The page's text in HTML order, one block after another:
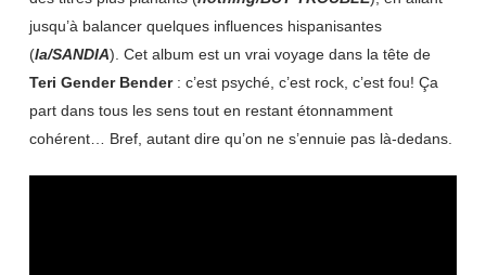
jusqu’à balancer quelques influences hispanisantes
(la/SANDIA). Cet album est un vrai voyage dans la tête de
Teri Gender Bender: c’est psyché, c’est rock, c’est fou! Ça
part dans tous les sens tout en restant étonnamment
cohérent… Bref, autant dire qu’on ne s’ennuie pas là-dedans.